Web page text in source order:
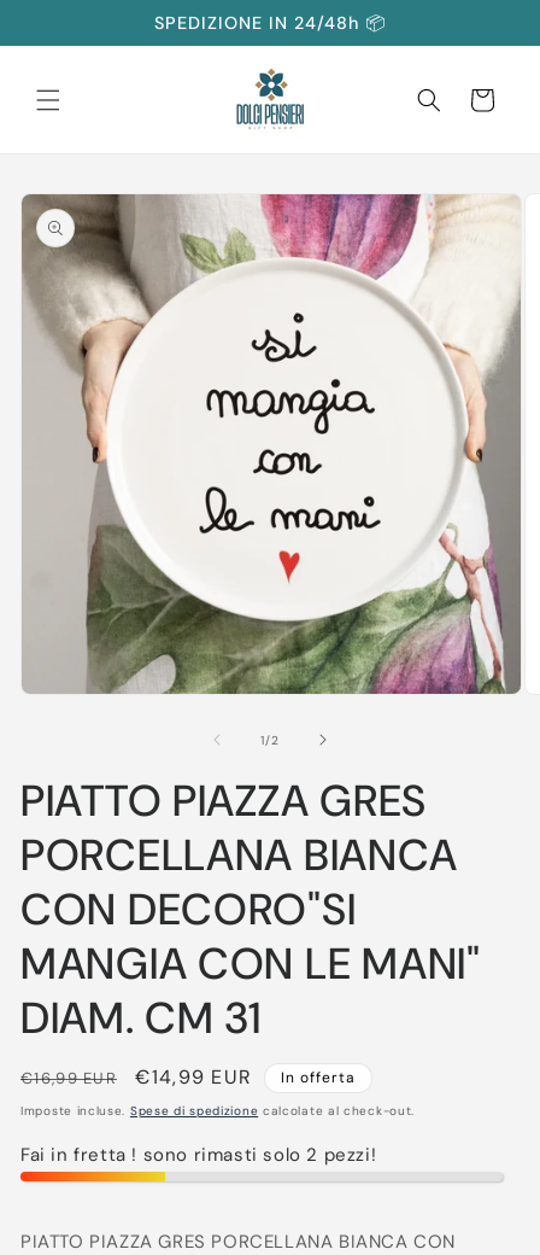
ai contenuti
SPEDIZIONE IN 24/48h 📦
Carrello
Passa alle
informazioni
sul prodotto
finestra
modale
1/su
2
PIATTO PIAZZA GRES
PORCELLANA BIANCA
CON DECORO"SI
MANGIA CON LE MANI"
DIAM. CM 31
Prezzo
di
€16,99 EUR
Prezzo
scontato
€14,99 EUR In offerta
Imposte incluse. Spese di spedizione calcolate al check-out.
Fai in fretta ! sono rimasti solo 2 pezzi!
PIATTO PIAZZA GRES PORCELLANA BIANCA CON